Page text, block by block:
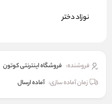
نوزاد دختر
فروشنده: فروشگاه اینترنتی کوتون
زمان آماده سازی: آماده ارسال